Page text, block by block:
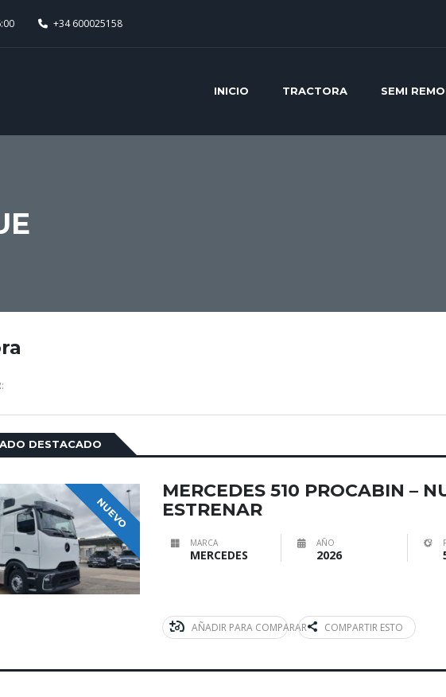
+34 600025158
INICIO TRACTORA SEMI
DESTACADO
NUEVO
MERCEDES 510 PROCABIN –
ESTRENAR
MARCA
MERCEDES
AÑO
2026
AÑADIR PARA COMPARAR COMPARTIR ESTO